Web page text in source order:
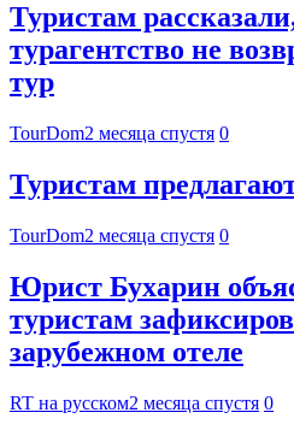
Туристам
турагентство не
тур
TourDom2 месяца спустя 0
Туристам
TourDom2 месяца спустя 0
Юрист Бухарин
туристам
зарубежном отеле
RT на русском2 месяца спустя 0